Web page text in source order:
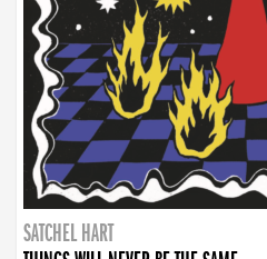
SATCHEL HART